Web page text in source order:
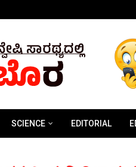
SCIENCE EDITORIAL